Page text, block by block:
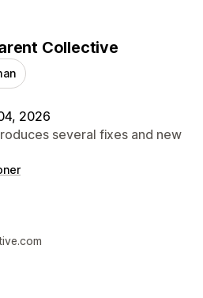
Collective
2026
several fixes and new